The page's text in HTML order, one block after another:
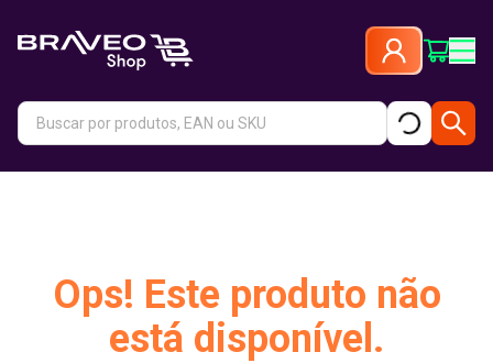
Ops! Este produto não
está disponível.